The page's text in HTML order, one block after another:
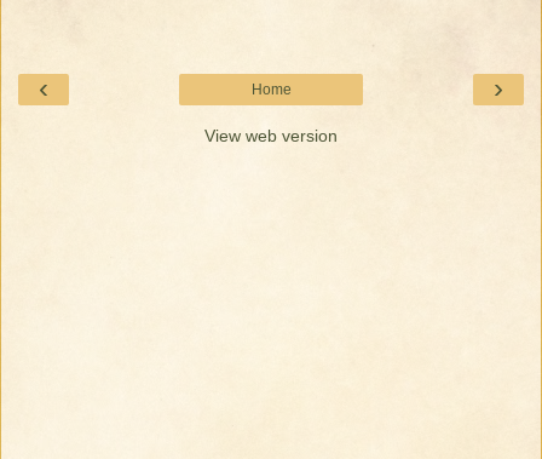
‹ ›
Home
View web version